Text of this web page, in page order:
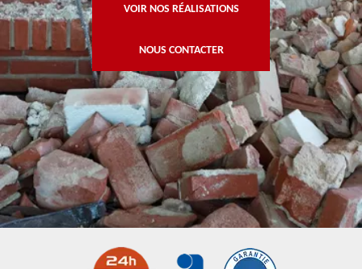
VOIR NOS RÉALISATIONS
NOUS CONTACTER